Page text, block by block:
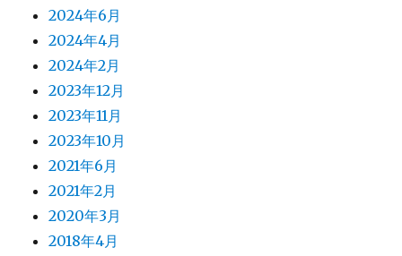
2024年6月
2024年4月
2024年2月
2023年12月
2023年11月
2023年10月
2021年6月
2021年2月
2020年3月
2018年4月